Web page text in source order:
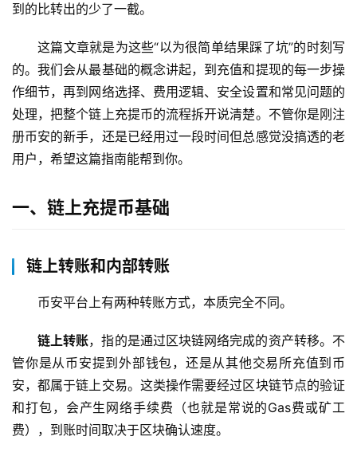
到的比转出的少了一截。
这篇文章就是为这些“以为很简单结果踩了坑”的时刻写
的。我们会从最基础的概念讲起，到充值和提现的每一步操
作细节，再到网络选择、费用逻辑、安全设置和常见问题的
处理，把整个链上充提币的流程拆开说清楚。不管你是刚注
册币安的新手，还是已经用过一段时间但总感觉没搞透的老
用户，希望这篇指南能帮到你。
一、链上充提币基础
链上转账和内部转账
币安平台上有两种转账方式，本质完全不同。
链上转账，指的是通过区块链网络完成的资产转移。不
管你是从币安提到外部钱包，还是从其他交易所充值到币
安，都属于链上交易。这类操作需要经过区块链节点的验证
和打包，会产生网络手续费（也就是常说的Gas费或矿工
费），到账时间取决于区块确认速度。